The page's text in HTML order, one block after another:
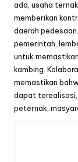
ada, usaha
memberikan
daerah
pemerintah,
untuk
kambing.
memastikan
dapat terealisasi,
peternak,